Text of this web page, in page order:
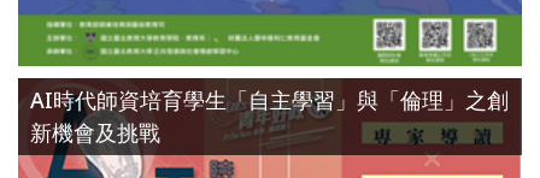
AI時代師資培育學生「自主學習」與「倫理」之創
新機會及挑戰